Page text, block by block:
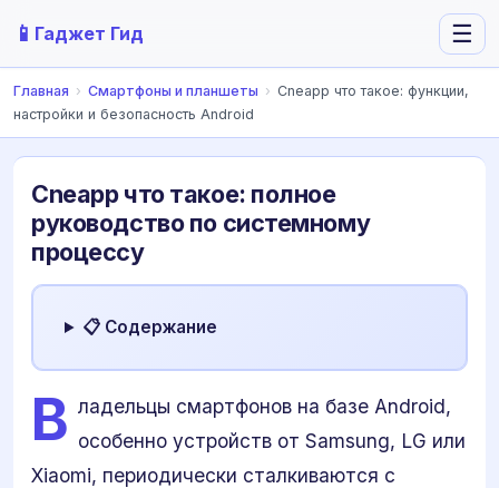
📱 Гаджет Гид ☰
Главная › Смартфоны и планшеты › Cneapp что такое: функции,
настройки и безопасность Android
Cneapp что такое: полное
руководство по системному
процессу
📋 Содержание
В ладельцы смартфонов на базе Android,
особенно устройств от Samsung, LG или
Xiaomi, периодически сталкиваются с